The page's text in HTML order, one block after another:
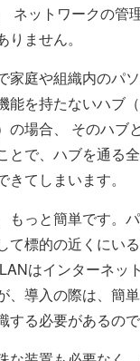
ネットワークの管
ません。
家庭や組織内のパ
能を持たないハブ
の場合、 そのハブ
とで、ハブを通る
てしまいます。
もっと簡単です。
て標的の近くにい
はインターネッ
、導入の際は、簡
る必要があるので